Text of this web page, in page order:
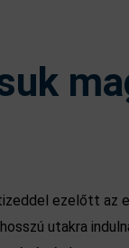
ezelőtt az
utakra